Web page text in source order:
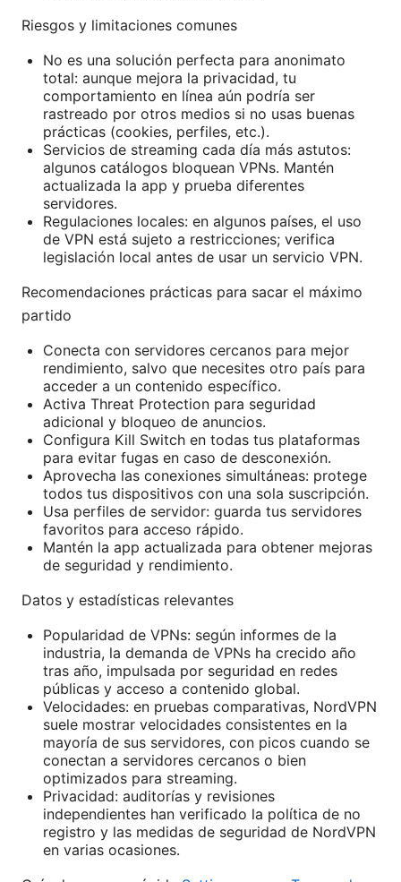
Riesgos y limitaciones comunes
No es una solución perfecta para anonimato
total: aunque mejora la privacidad, tu
comportamiento en línea aún podría ser
rastreado por otros medios si no usas buenas
prácticas (cookies, perfiles, etc.).
Servicios de streaming cada día más astutos:
algunos catálogos bloquean VPNs. Mantén
actualizada la app y prueba diferentes
servidores.
Regulaciones locales: en algunos países, el uso
de VPN está sujeto a restricciones; verifica
legislación local antes de usar un servicio VPN.
Recomendaciones prácticas para sacar el máximo
partido
Conecta con servidores cercanos para mejor
rendimiento, salvo que necesites otro país para
acceder a un contenido específico.
Activa Threat Protection para seguridad
adicional y bloqueo de anuncios.
Configura Kill Switch en todas tus plataformas
para evitar fugas en caso de desconexión.
Aprovecha las conexiones simultáneas: protege
todos tus dispositivos con una sola suscripción.
Usa perfiles de servidor: guarda tus servidores
favoritos para acceso rápido.
Mantén la app actualizada para obtener mejoras
de seguridad y rendimiento.
Datos y estadísticas relevantes
Popularidad de VPNs: según informes de la
industria, la demanda de VPNs ha crecido año
tras año, impulsada por seguridad en redes
públicas y acceso a contenido global.
Velocidades: en pruebas comparativas, NordVPN
suele mostrar velocidades consistentes en la
mayoría de sus servidores, con picos cuando se
conectan a servidores cercanos o bien
optimizados para streaming.
Privacidad: auditorías y revisiones
independientes han verificado la política de no
registro y las medidas de seguridad de NordVPN
en varias ocasiones.